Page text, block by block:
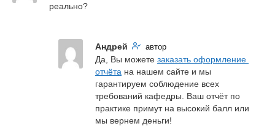
реально?
Андрей автор
Да, Вы можете заказать оформление
отчёта на нашем сайте и мы
гарантируем соблюдение всех
требований кафедры. Ваш отчёт по
практике примут на высокий балл или
мы вернем деньги!